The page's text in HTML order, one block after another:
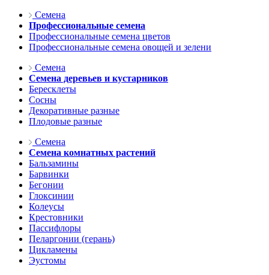
Семена
Профессиональные семена
Профессиональные семена цветов
Профессиональные семена овощей и зелени
Семена
Семена деревьев и кустарников
Бересклеты
Сосны
Декоративные разные
Плодовые разные
Семена
Семена комнатных растений
Бальзамины
Барвинки
Бегонии
Глоксинии
Колеусы
Крестовники
Пассифлоры
Пеларгонии (герань)
Цикламены
Эустомы